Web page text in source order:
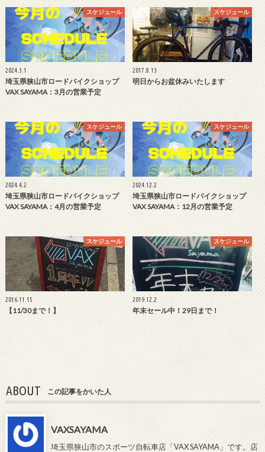
スケジュール
2024.3.1
埼玉県狭山市ロードバイクショップ
VAX SAYAMA：3月の営業予定
スケジュール
2017.8.13
明日からお盆休みいたします
スケジュール
2024.4.2
埼玉県狭山市ロードバイクショップ
VAX SAYAMA：4月の営業予定
スケジュール
2024.12.2
埼玉県狭山市ロードバイクショップ
VAX SAYAMA：12月の営業予定
スケジュール
2016.11.15
【11/30まで！】
スケジュール
2019.12.2
年末セール中！29日まで！
ABOUT この記事をかいた人
VAXSAYAMA
埼玉県狭山市のスポーツ自転車店「VAX SAYAMA」です。店